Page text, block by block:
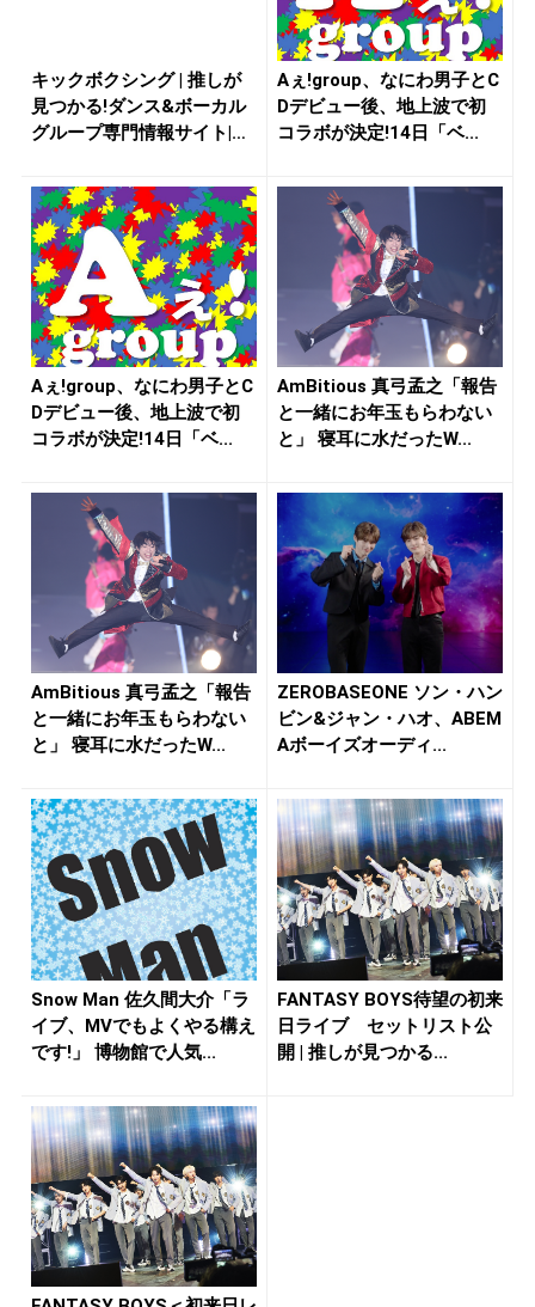
キックボクシング | 推しが
見つかる!ダンス&ボーカル
グループ専門情報サイト|
Aぇ!group、なにわ男子とC
Dデビュー後、地上波で初
コラボが決定!14日「ベ...
Aぇ!group、なにわ男子とC
Dデビュー後、地上波で初
コラボが決定!14日「ベ...
AmBitious 真弓孟之「報告
と一緒にお年玉もらわない
と」 寝耳に水だったW...
AmBitious 真弓孟之「報告
と一緒にお年玉もらわない
と」 寝耳に水だったW...
ZEROBASEONE ソン・ハン
ビン&ジャン・ハオ、ABEM
Aボーイズオーディ...
Snow Man 佐久間大介「ラ
イブ、MVでもよくやる構え
です!」 博物館で人気...
FANTASY BOYS待望の初来
日ライブ セットリスト公
開 | 推しが見つかる...